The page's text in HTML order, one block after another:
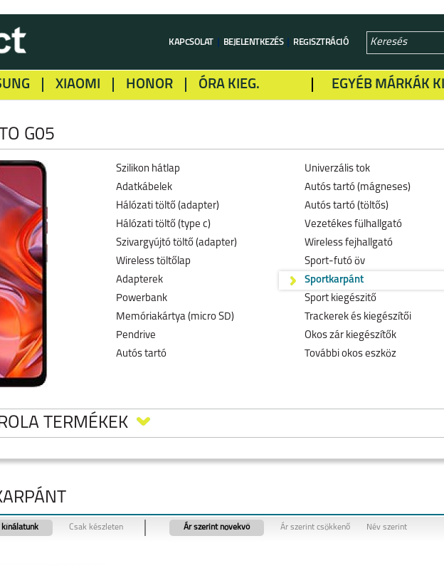
KAPCSOLAT BEJELENTKEZÉS REGISZTRÁCIÓ
EGYÉB MÁRKÁK
XIAOMI HONOR ÓRA KIEG.
G05
Szilikon hátlap
Adatkábelek
Hálózati töltő (adapter)
Hálózati töltő (type c)
Szivargyújtó töltő (adapter)
Wireless töltőlap
Adapterek
Powerbank
Memóriakártya (micro SD)
Pendrive
Autós tartó
Univerzális tok
Autós tartó (mágneses)
Autós tartó (töltős)
Vezetékes fülhallgató
Wireless fejhallgató
Sport-futó öv
Sportkarpánt
Sport kiegészitő
Trackerek és kiegészítői
Okos zár kiegészítők
További okos eszköz
TERMÉKEK
kínálatunk Csak készleten Ár szerint növekvő Ár szerint csökkenő Név szerint